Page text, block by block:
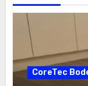
CoreTec